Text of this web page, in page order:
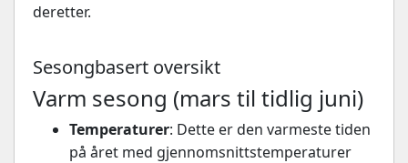
deretter.
Sesongbasert oversikt
Varm sesong (mars til tidlig juni)
Temperaturer: Dette er den varmeste tiden
på året med gjennomsnittstemperaturer